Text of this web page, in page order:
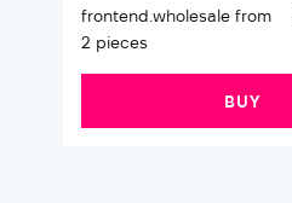
frontend.wholesale from
2 pieces
BUY